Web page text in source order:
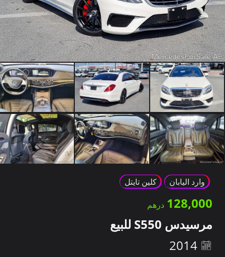
وارد اليابان كلين تايتل
128,000
مرسيدس S550 للبيع
2014